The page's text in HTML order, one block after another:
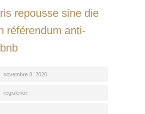
repousse sine die
référendum anti-
novembre 8, 2020
regislenoir